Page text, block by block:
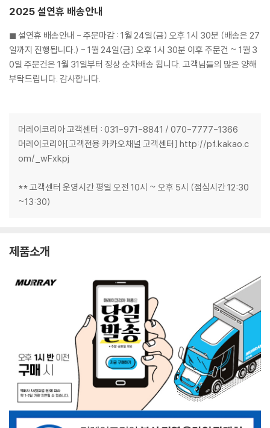
2025 설연휴 배송안내
◼︎ 설연휴 배송안내 - 주문마감 : 1월 24일(금) 오후 1시 30분 (배송은 27
일까지 진행됩니다.) - 1월 24일(금) 오후 1시 30분 이후 주문건 ~ 1월 3
0일 주문건은 1월 31일부터 정상 순차배송 됩니다. 고객님들의 많은 양해
부탁드립니다. 감사합니다.
머레이코리아 고객센터 : 031-971-8841 / 070-7777-1366
머레이코리아[고객전용 카카오채널 고객센터] http://pf.kakao.c
om/_wFxkpj
** 고객센터 운영시간 평일 오전 10시 ~ 오후 5시 (점심시간 12:30
~13:30)
제품소개